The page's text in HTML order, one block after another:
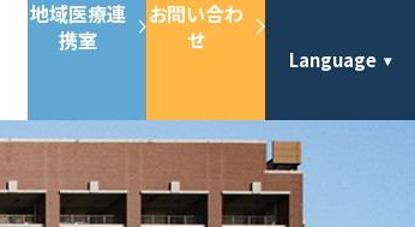
地域医療連
携室
お問い合わ
せ
Language